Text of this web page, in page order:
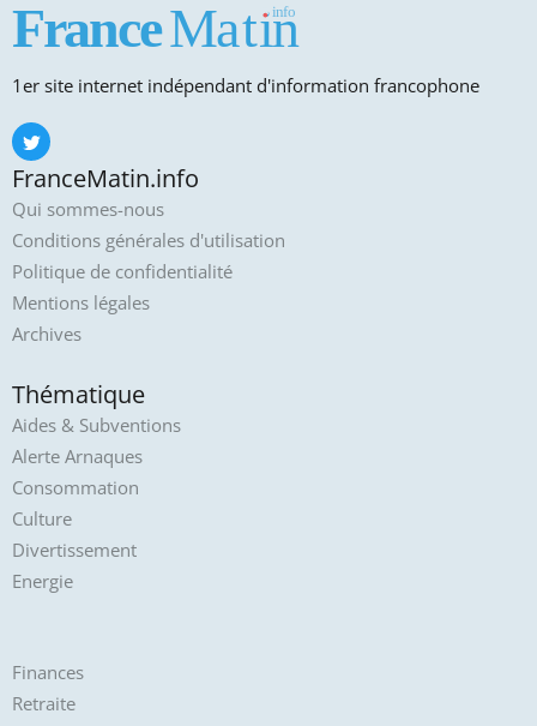
1er site internet indépendant d'information francophone
FranceMatin.info
Qui sommes-nous
Conditions générales d'utilisation
Politique de confidentialité
Mentions légales
Archives
Thématique
Aides & Subventions
Alerte Arnaques
Consommation
Culture
Divertissement
Energie
Finances
Retraite